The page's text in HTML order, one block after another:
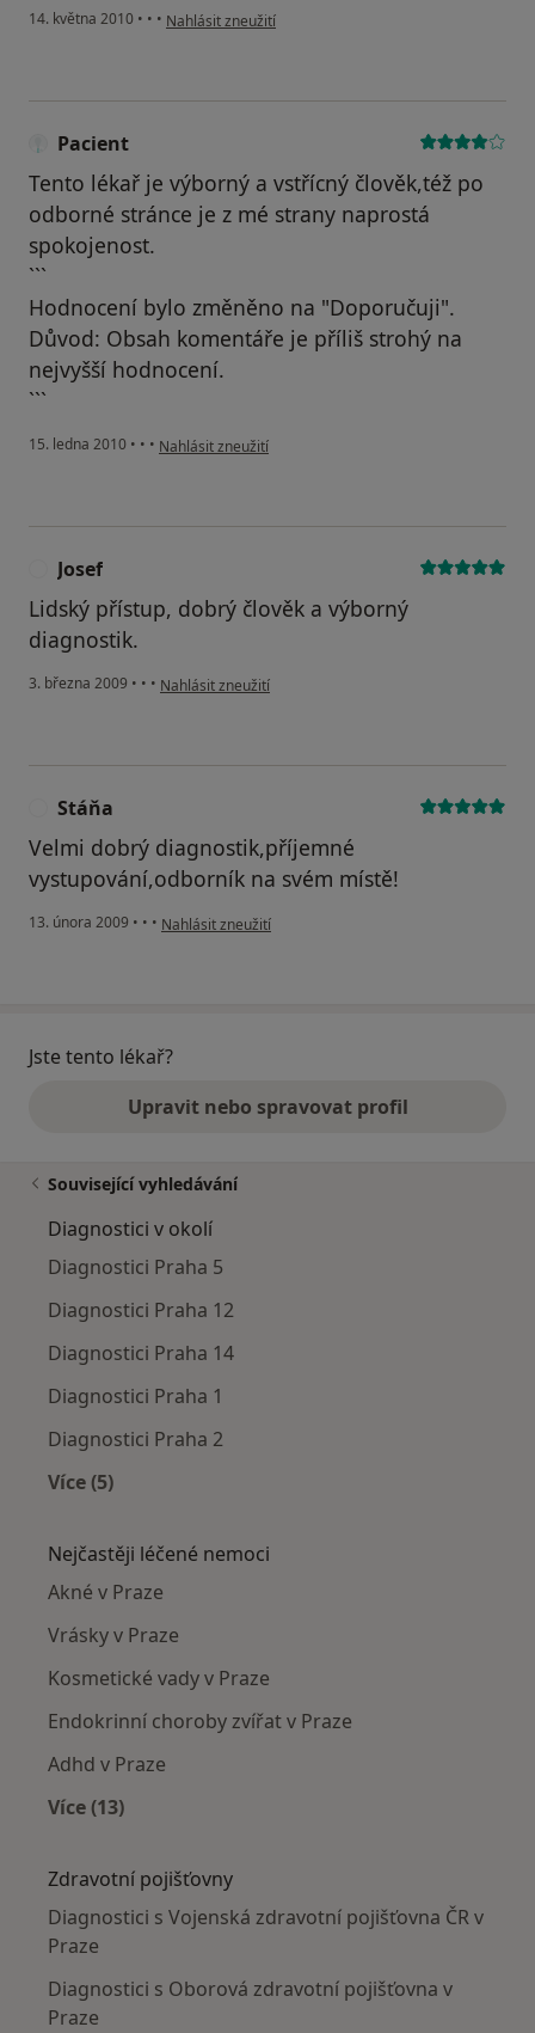
14. května 2010 • • • podle názoru uživatele Pacient
Nahlásit zneužití
Pacient
Tento lékař je výborný a vstřícný člověk,též po
odborné stránce je z mé strany naprostá
spokojenost.
```
Hodnocení bylo změněno na "Doporučuji".
Důvod: Obsah komentáře je příliš strohý na
nejvyšší hodnocení.
```
15. ledna 2010 • • • podle názoru uživatele Pacient
Nahlásit zneužití
Josef
Lidský přístup, dobrý člověk a výborný
diagnostik.
3. března 2009 • • • podle názoru uživatele Josef
Nahlásit zneužití
Stáňa
Velmi dobrý diagnostik,příjemné
vystupování,odborník na svém místě!
13. února 2009 • • • podle názoru uživatele Stáňa
Nahlásit zneužití
Jste tento lékař?
Upravit nebo spravovat profil
Související vyhledávání
Diagnostici v okolí
Diagnostici Praha 5
Diagnostici Praha 12
Diagnostici Praha 14
Diagnostici Praha 1
Diagnostici Praha 2
Více (5)
Nejčastěji léčené nemoci
Akné v Praze
Vrásky v Praze
Kosmetické vady v Praze
Endokrinní choroby zvířat v Praze
Adhd v Praze
Více (13)
Zdravotní pojišťovny
Diagnostici s Vojenská zdravotní pojišťovna ČR v
Praze
Diagnostici s Oborová zdravotní pojišťovna v
Praze